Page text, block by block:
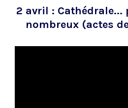
2 avril : Cathédrale...
nombreux (actes